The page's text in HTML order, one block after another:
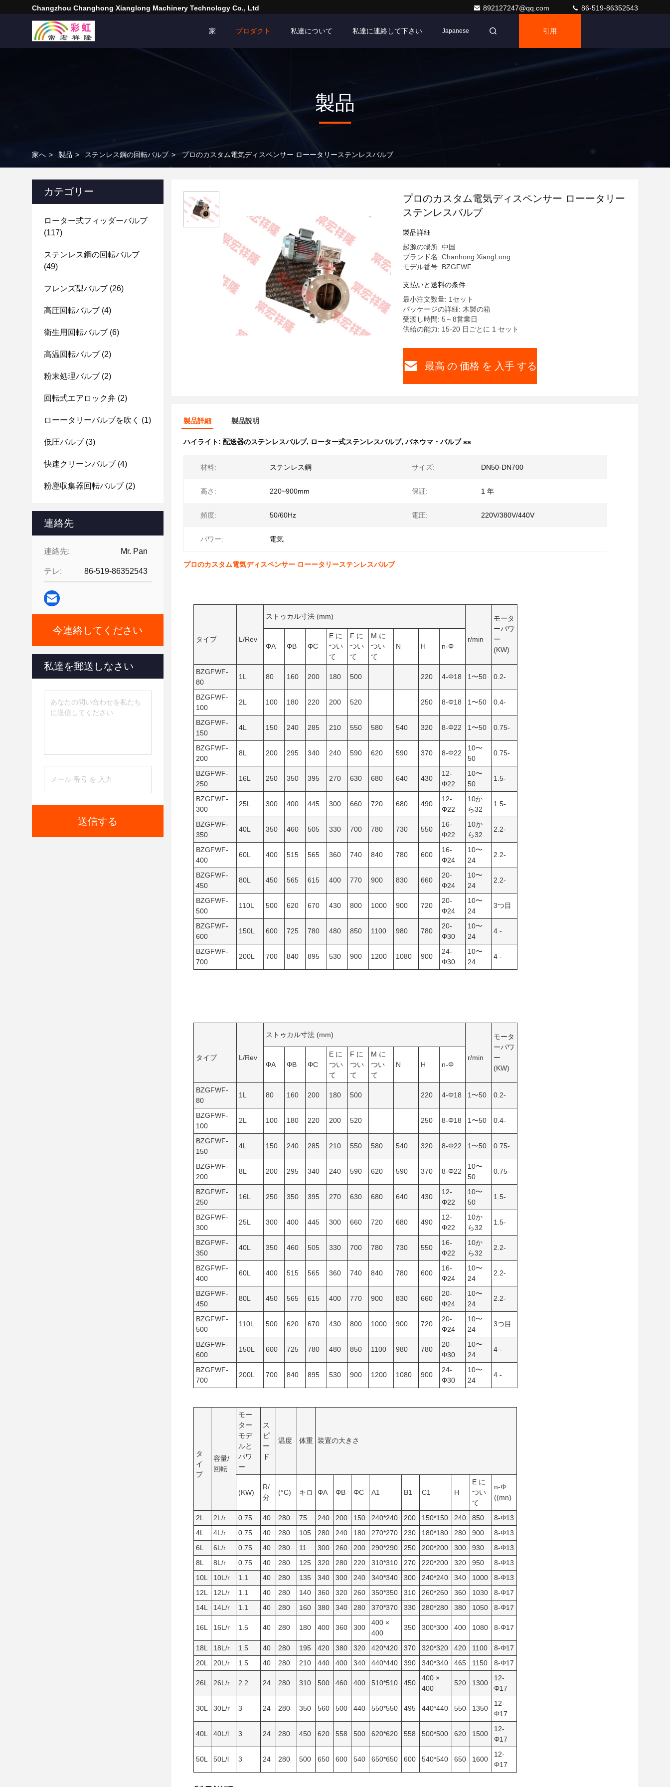
Changzhou Changhong Xianglong Machinery Technology Co., Ltd 892127247@qq.com 86-519-86352543
家 プロダクト 私達について 私達に連絡して下さい Japanese 引用
製品
家へ > 製品 > ステンレス鋼の回転バルブ > プロのカスタム電気ディスペンサー ローータリーステンレスバルブ
カテゴリー
ローター式フィッダーバルブ
(117)
ステンレス鋼の回転バルブ
(49)
フレンズ型バルブ (26)
高圧回転バルブ (4)
衛生用回転バルブ (6)
高温回転バルブ (2)
粉末処理バルブ (2)
回転式エアロック弁 (2)
ローータリーバルブを吹く (1)
低圧バルブ (3)
快速クリーンバルブ (4)
粉塵収集器回転バルブ (2)
連絡先
連絡先: Mr. Pan
テレ: 86-519-86352543
今連絡してください
私達を郵送しなさい
送信する
プロのカスタム電気ディスペンサー ローータリー
ステンレスバルブ
製品詳細
起源の場所: 中国
ブランド名: Chanhong XiangLong
モデル番号: BZGFWF
支払いと送料の条件
最小注文数量: 1セット
パッケージの詳細: 木製の箱
受渡し時間: 5～8営業日
供給の能力: 15-20 日ごとに 1 セット
最高 の 価格 を 入手 する
製品詳細 製品説明
ハイライト: 配送器のステンレスバルブ, ローター式ステンレスバルブ, パネウマ・バルブ ss
材料: ステンレス鋼 サイズ: DN50-DN700
高さ: 220~900mm 保証: 1 年
頻度: 50/60Hz 電圧: 220V/380V/440V
パワー: 電気
プロのカスタム電気ディスペンサー ローータリーステンレスバルブ
タイプ L/Rev
ストゥカル寸法 (mm)
r/min
モータ
ーパワ
ー
(KW)
ΦA ΦB ΦC
E に
つい
て
F に
つい
て
M に
つい
て
N H n-Φ
BZGFWF-
80
1L 80 160 200 180 500 220 4-Φ18 1〜50 0.2-
BZGFWF-
100
2L 100 180 220 200 520 250 8-Φ18 1〜50 0.4-
BZGFWF-
150
4L 150 240 285 210 550 580 540 320 8-Φ22 1〜50 0.75-
BZGFWF-
200
8L 200 295 340 240 590 620 590 370 8-Φ22
10〜
50
0.75-
BZGFWF-
250
16L 250 350 395 270 630 680 640 430
12-
Φ22
10〜
50
1.5-
BZGFWF-
300
25L 300 400 445 300 660 720 680 490
12-
Φ22
10か
ら32
1.5-
BZGFWF-
350
40L 350 460 505 330 700 780 730 550
16-
Φ22
10か
ら32
2.2-
BZGFWF-
400
60L 400 515 565 360 740 840 780 600
16-
Φ24
10〜
24
2.2-
BZGFWF-
450
80L 450 565 615 400 770 900 830 660
20-
Φ24
10〜
24
2.2-
BZGFWF-
500
110L 500 620 670 430 800 1000 900 720
20-
Φ24
10〜
24
3つ目
BZGFWF-
600
150L 600 725 780 480 850 1100 980 780
20-
Φ30
10〜
24
4 -
BZGFWF-
700
200L 700 840 895 530 900 1200 1080 900
24-
Φ30
10〜
24
4 -
タイプ L/Rev
ストゥカル寸法 (mm)
r/min
モータ
ーパワ
ー
(KW)
ΦA ΦB ΦC
E に
つい
て
F に
つい
て
M に
つい
て
N H n-Φ
BZGFWF-
80
1L 80 160 200 180 500 220 4-Φ18 1〜50 0.2-
BZGFWF-
100
2L 100 180 220 200 520 250 8-Φ18 1〜50 0.4-
BZGFWF-
150
4L 150 240 285 210 550 580 540 320 8-Φ22 1〜50 0.75-
BZGFWF-
200
8L 200 295 340 240 590 620 590 370 8-Φ22
10〜
50
0.75-
BZGFWF-
250
16L 250 350 395 270 630 680 640 430
12-
Φ22
10〜
50
1.5-
BZGFWF-
300
25L 300 400 445 300 660 720 680 490
12-
Φ22
10か
ら32
1.5-
BZGFWF-
350
40L 350 460 505 330 700 780 730 550
16-
Φ22
10か
ら32
2.2-
BZGFWF-
400
60L 400 515 565 360 740 840 780 600
16-
Φ24
10〜
24
2.2-
BZGFWF-
450
80L 450 565 615 400 770 900 830 660
20-
Φ24
10〜
24
2.2-
BZGFWF-
500
110L 500 620 670 430 800 1000 900 720
20-
Φ24
10〜
24
3つ目
BZGFWF-
600
150L 600 725 780 480 850 1100 980 780
20-
Φ30
10〜
24
4 -
BZGFWF-
700
200L 700 840 895 530 900 1200 1080 900
24-
Φ30
10〜
24
4 -
タ
イ
プ
容量/
回転
モー
ター
モデ
ルと
パワ
ー
ス
ピ
ー
ド
温度 体重 装置の大きさ
(KW)
R/
分
(°C) キロ ΦA ΦB ΦC A1 B1 C1 H
E に
つい
て
n-Φ
((mn)
2L 2L/r 0.75 40 280 75 240 200 150 240*240 200 150*150 240 850
8-Φ13
4L
4L/r 0.75 40 280 105 280 240 180 270*270 230 180*180 280 900
8-Φ13
6L
6L/r 0.75 40 280 11 300 260 200 290*290 250 200*200 300 930
8-Φ13
8L
8L/r 0.75 40 280 125 320 280 220 310*310 270 220*200 320 950
8-Φ13
10L
10L/r 1.1 40 280 135 340 300 240 340*340 300 240*240 340 1000
8-Φ13
12L
12L/r 1.1 40 280 140 360 320 260 350*350 310 260*260 360 1030
8-Φ17
14L
14L/r 1.1 40 280 160 380 340 280 370*370 330 280*280 380 1050 8-Φ17
16L 16L/r 1.5 40 280 180 400 360 300
400 ×
400
350 300*300 400 1080 8-Φ17
18L 18L/r 1.5 40 280 195 420 380 320 420*420 370 320*320 420 1100
8-Φ17
20L
20L/r 1.5 40 280 210 440 400 340 440*440 390 340*340 465 1150 8-Φ17
26L 26L/r 2.2 24 280 310 500 460 400 510*510 450
400 ×
400
520 1300
12-
Φ17
30L 30L/r 3 24 280 350 560 500 440 550*550 495 440*440 550 1350
12-
Φ17
40L 40L/l 3 24 280 450 620 558 500 620*620 558 500*500 620 1500
12-
Φ17
50L 50L/l 3 24 280 500 650 600 540 650*650 600 540*540 650 1600
12-
Φ17